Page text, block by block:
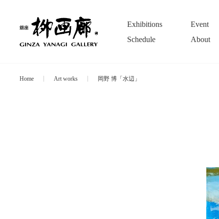
Exhibitions
Event
Schedule
About
Home Art works 岡野 博「水辺」